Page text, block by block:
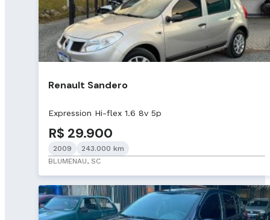
Renault Sandero
Expression Hi-flex 1.6 8v 5p
R$ 29.900
2009
243.000 km
BLUMENAU, SC